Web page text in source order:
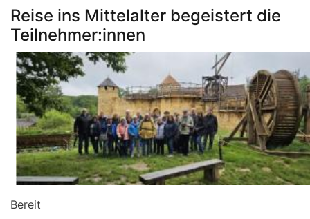
der
Mitgliederversammlung
vom
26.03.2025
Reise ins Mittelalter begeistert die
Teilnehmer:innen
Bereit